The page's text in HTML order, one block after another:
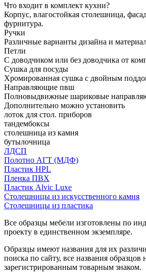
Что входит в комплект кухни?
Корпус, влагостойкая столешница,
фурнитура.
Ручки
Различные варианты дизайна и
Петли
С доводчиком или без доводчика от
Сушка для посуды
Хромированная сушка с двойным
Направляющие пвш
Полновыдвижные шариковые
Дополнительно можно установить
лоток для стол. приборов
тандембоксы
столешница из камня
бутылочница
ЛДСП
Полотно АГТ (МДФ)
Пластик HPL
Пленка ПВХ
Пластик Alvic Luxe
Столешницы из искусственного камня
Столешницы из пластика
Все образцы мебели изготовлены по
проекту в единственном экземпляре.
Образцы имеют названия для их
поиска по сайту, все названия образцов
зарегистрированным товарным знаком.